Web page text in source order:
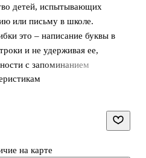
детей, испытывающих
или письму в школе.
это – написание буквы в
и не удерживая ее,
с запоминанием
букв и другие.
скорректировать уже
многоразовых карточек и
на карте